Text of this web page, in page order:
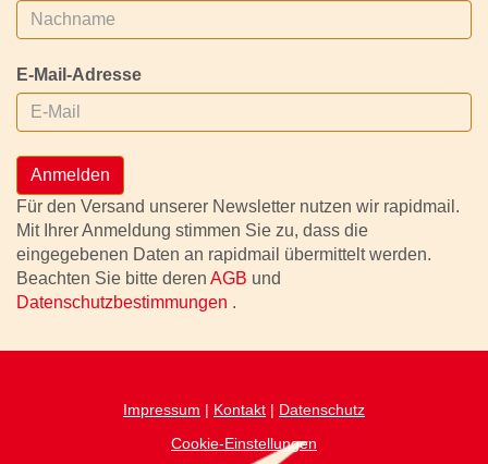
E-Mail-Adresse
Anmelden
Für den Versand unserer Newsletter nutzen wir rapidmail.
Mit Ihrer Anmeldung stimmen Sie zu, dass die
eingegebenen Daten an rapidmail übermittelt werden.
Beachten Sie bitte deren AGB und
Datenschutzbestimmungen .
Impressum | Kontakt | Datenschutz
Cookie-Einstellungen